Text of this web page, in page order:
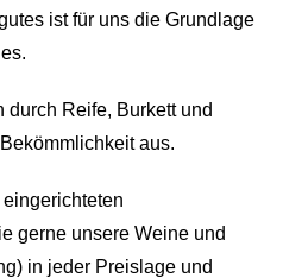
ist für uns die Grundlage
Reife, Burkett und
aus.
gerne unsere Weine und
in jeder Preislage und